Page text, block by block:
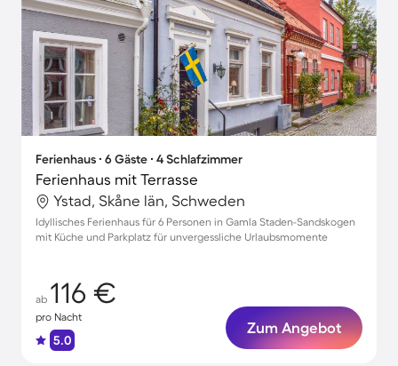
Ferienhaus ∙ 6 Gäste ∙ 4 Schlafzimmer
Ferienhaus mit Terrasse
Ystad, Skåne län, Schweden
Idyllisches Ferienhaus für 6 Personen in Gamla Staden-Sandskogen
mit Küche und Parkplatz für unvergessliche Urlaubsmomente
ab 116 €
pro Nacht
5.0
Zum Angebot